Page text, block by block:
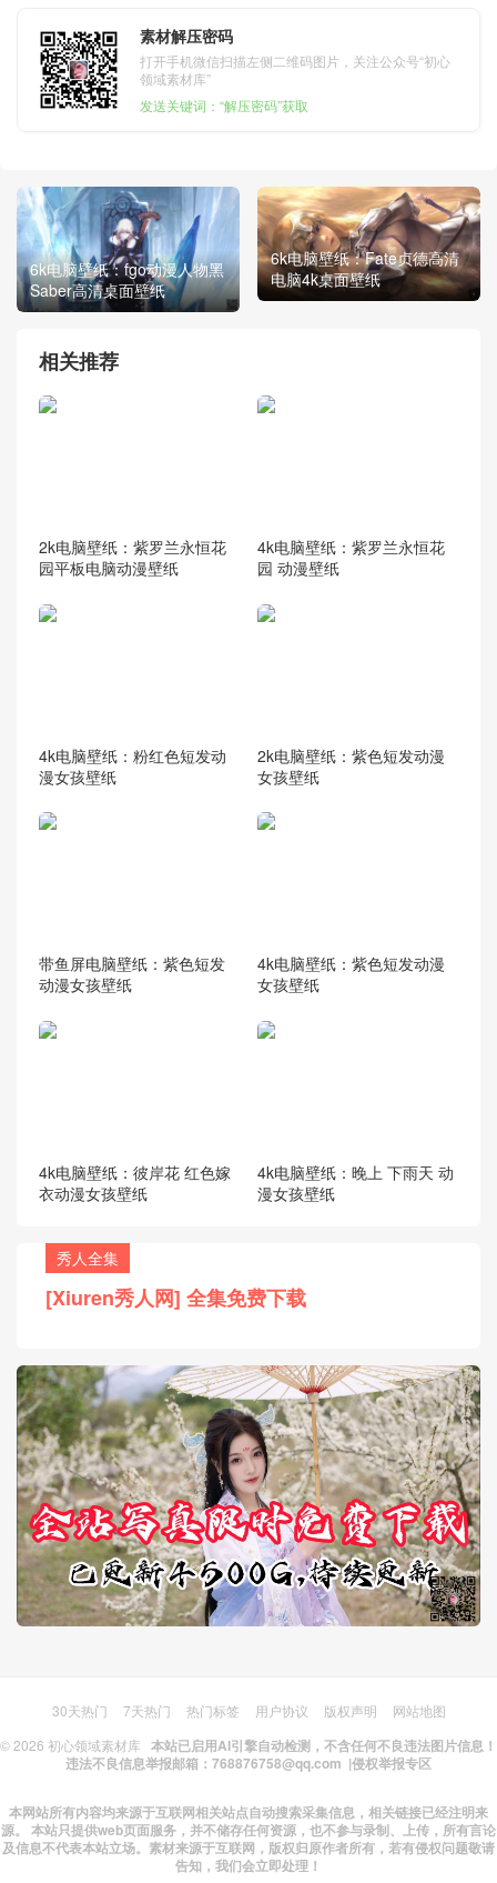
素材解压密码
打开手机微信扫描左侧二维码图片，关注公众号“初心
领域素材库”
发送关键词：“解压密码”获取
6k电脑壁纸：fgo动漫人物黑
Saber高清桌面壁纸
6k电脑壁纸：Fate贞德高清
电脑4k桌面壁纸
相关推荐
2k电脑壁纸：紫罗兰永恒花
园平板电脑动漫壁纸
4k电脑壁纸：紫罗兰永恒花
园 动漫壁纸
4k电脑壁纸：粉红色短发动
漫女孩壁纸
2k电脑壁纸：紫色短发动漫
女孩壁纸
带鱼屏电脑壁纸：紫色短发
动漫女孩壁纸
4k电脑壁纸：紫色短发动漫
女孩壁纸
4k电脑壁纸：彼岸花 红色嫁
衣动漫女孩壁纸
4k电脑壁纸：晚上 下雨天 动
漫女孩壁纸
秀人全集
[Xiuren秀人网] 全集免费下载
30天热门 7天热门 热门标签 用户协议 版权声明
网站地图
© 2026 初心领域素材库 本站已启用AI引擎自动检测，不含任何不良违法图片信息！
违法不良信息举报邮箱：768876758@qq.com |侵权举报专区
本网站所有内容均来源于互联网相关站点自动搜索采集信息，相关链接已经注明来
源。 本站只提供web页面服务，并不储存任何资源，也不参与录制、上传，所有言论
及信息不代表本站立场。素材来源于互联网，版权归原作者所有，若有侵权问题敬请
告知，我们会立即处理！